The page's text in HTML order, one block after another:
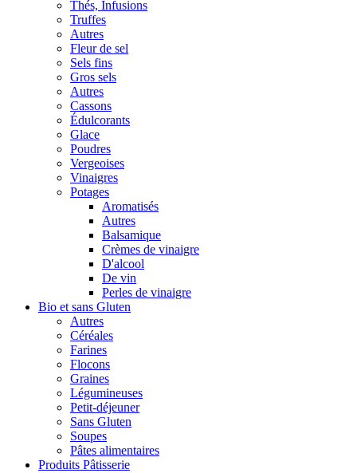
Thés, Infusions
Truffes
Autres
Fleur de sel
Sels fins
Gros sels
Autres
Cassons
Édulcorants
Glace
Poudres
Vergeoises
Vinaigres
Potages
Aromatisés
Autres
Balsamique
Crèmes de vinaigre
D'alcool
De vin
Perles de vinaigre
Bio et sans Gluten
Autres
Céréales
Farines
Flocons
Graines
Légumineuses
Petit-déjeuner
Sans Gluten
Soupes
Pâtes alimentaires
Produits Pâtisserie